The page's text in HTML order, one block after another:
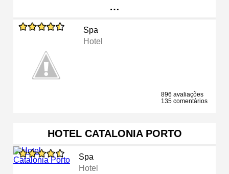
…
Spa
Hotel
896 avaliações
135 comentários
HOTEL CATALONIA PORTO
Spa
Hotel